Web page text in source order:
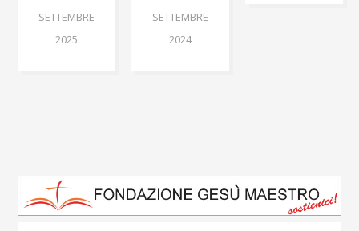
SETTEMBRE
2025
SETTEMBRE
2024